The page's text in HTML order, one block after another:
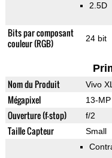
2.5D
Bits par composant
couleur (RGB)
24 bit
Nom du Produit Vivo
Mégapixel 13-MP
Ouverture (f-stop) f/2
Taille Capteur Small